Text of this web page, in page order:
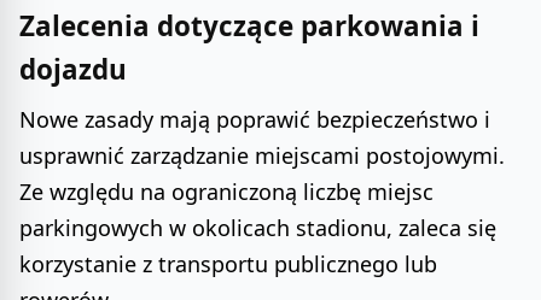
Zalecenia dotyczące parkowania i
dojazdu
Nowe zasady mają poprawić bezpieczeństwo i
usprawnić zarządzanie miejscami postojowymi.
Ze względu na ograniczoną liczbę miejsc
parkingowych w okolicach stadionu, zaleca się
korzystanie z transportu publicznego lub